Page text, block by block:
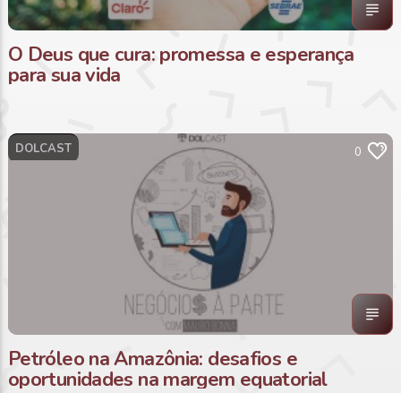
O Deus que cura: promessa e esperança
para sua vida
DOLCAST 0
Petróleo na Amazônia: desafios e
oportunidades na margem equatorial